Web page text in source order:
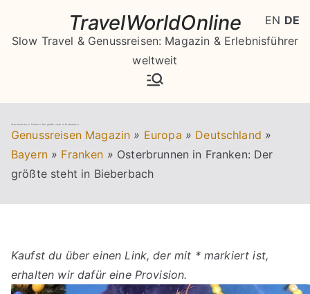
springen
TravelWorldOnline
Slow Travel & Genussreisen: Magazin & Erlebnisführer
weltweit
Osterbrunnen in Franken: Der größte steht in Bieberbach
Genussreisen Magazin » Europa » Deutschland »
Bayern » Franken » Osterbrunnen in Franken: Der
größte steht in Bieberbach
Kaufst du über einen Link, der mit * markiert ist,
erhalten wir dafür eine Provision.
EN DE